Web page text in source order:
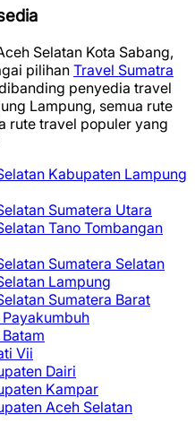
Selatan Kota Sabang,
pilihanTravel Sumatra
penyedia travel
Lampung, semua rute
rute travel populer yang
Kabupaten Lampung
Sumatera Utara
Tano Tombangan
Sumatera Selatan
Lampung
Sumatera Barat
Vii
Dairi
Kampar
Aceh Selatan